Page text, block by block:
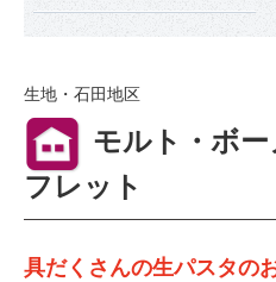
生地・石田地区
⑪ モルト・ボ
フレット
具だくさんの生パスタの